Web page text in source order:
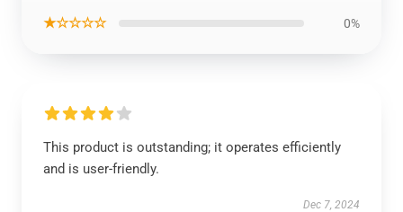
★☆☆☆☆ 0%
This product is outstanding; it operates efficiently
and is user-friendly.
Dec 7, 2024